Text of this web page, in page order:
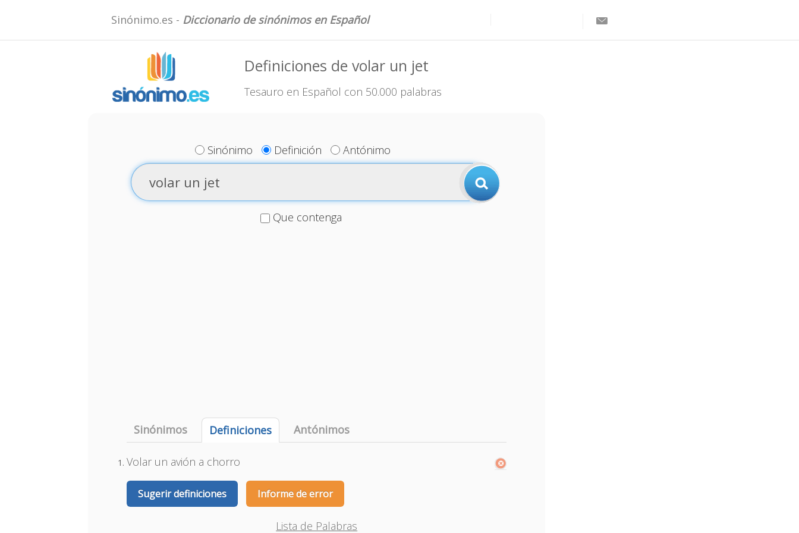
Sinónimo.es - Diccionario de sinónimos en Español
Definiciones de volar un jet
Tesauro en Español con 50.000 palabras
Sinónimo Definición Antónimo
Que contenga
Sinónimos Definiciones Antónimos
Volar un avión a chorro
Sugerir definiciones Informe de error
Lista de Palabras